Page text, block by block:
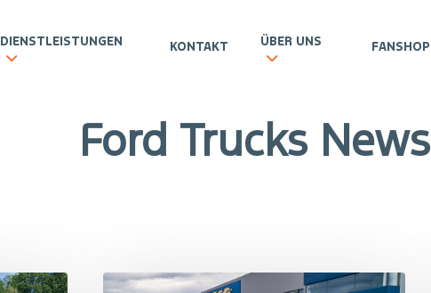
DIENSTLEISTUNGEN KONTAKT ÜBER UNS FANSHOP
Ford Trucks News